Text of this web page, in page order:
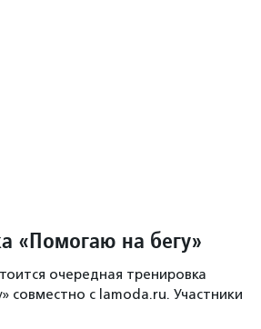
«Помогаю на бегу»
очередная тренировка
совместно с lamoda.ru. Участники